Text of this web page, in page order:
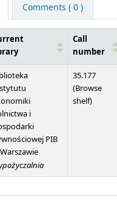
Comments ( 0 )
Call
number
i
PIB
35.177
(Browse
shelf)